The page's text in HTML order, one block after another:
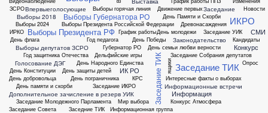
Впервыеголосующие
Выборы 2018
Выборы 2024
Выборы Губернатора РО
Выборы Президента РФ
Выборы Президента Российской Федерации
Выборы горячая линия
Выборы депутатов ЗСРО
Год защитника Отечества
Год педагога
Голосование ДЭГ
График работы
Губернатор РО
Движение первых
Дельфийские игры
День Конституции
День Народного Единства
День Памяти и Скорби
День Победы
День добровольца
День защиты детей
День молодежи
День памяти и скорби
День пограничника
День семьи любви верности
День флага
Дополнительное зачисление в резерв УИК
Древонасаждения
ЗСРО
Законодательство
Заседание
Заседание ТИК
Заседание ИКРО
Заседание Молодежного Парламента
Заседание Собрания депутатов
Заседание Совета
Заседание ТИК
Заседание УИК
Заседние ТИК
ИК РО
ИКРО
ИРКО
Интересные факты о выборах
Информационная группа
Информационные встречи
Информация
КРС
Кандидаты
Конкурс
Конкурс Атмосфера
Мир выбора
Новости
Опрос
СМИ
ящики